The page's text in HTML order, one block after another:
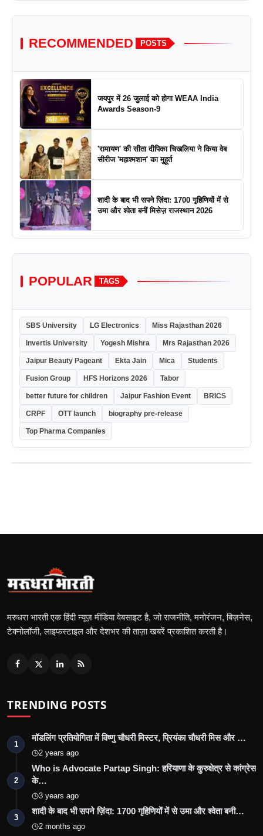
RECOMMENDED POSTS
जयपुर में 26 जुलाई को होगा WEAA India
Awards Season-9
'रामायण' की सीता दीपिका चिखलिया ने किया वेब
सीरीज 'महाश्मशान' का मुहूर्त
शादी के बाद भी सपने ज़िंदा: 1700 गृहिणियों में से
उमा और श्वेता बनीं मिसेज़ राजस्थान 2026
POPULAR TAGS
SBS University LG Electronics Miss Rajasthan 2026
Invertis University Yogesh Mishra Mrs Rajasthan 2026
Jaipur Beauty Pageant Ekta Jain Mica Students
Fusion Group HFS Horizons 2026 Tabor
better future for children Jaipur Fashion Event BRICS
CRPF OTT launch biography pre-release
Top Pharma Companies
मरुधरा भारती एक हिंदी न्यूज़ मीडिया वेबसाइट है, जो राजनीति, मनोरंजन, बिज़नेस,
टेक्नोलॉजी, लाइफस्टाइल और देशभर की ताज़ा खबरें प्रकाशित करती है।
TRENDING POSTS
1
मॉडलिंग प्रतियोगिता में विष्णु चौधरी मिस्टर, प्रियंका चौधरी मिस और …
2 years ago
2
Who is Advocate Partap Singh: हरियाणा के कुरुक्षेत्र से कांग्रेस
के…
3 years ago
3
शादी के बाद भी सपने ज़िंदा: 1700 गृहिणियों में से उमा और श्वेता बनी…
2 months ago